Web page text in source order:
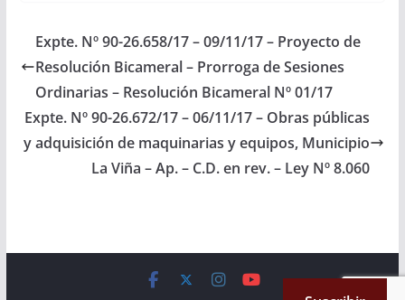
(Expte. Nº 91-
38.374/17 – A la
Comisión de Obras
Públicas e Industria).
Aprobado…
Expte. Nº 90-26.658/17 – 09/11/17 – Proyecto de
Resolución Bicameral – Prorroga de Sesiones
Ordinarias – Resolución Bicameral Nº 01/17
Expte. Nº 90-26.672/17 – 06/11/17 – Obras públicas
y adquisición de maquinarias y equipos, Municipio
La Viña – Ap. – C.D. en rev. – Ley Nº 8.060